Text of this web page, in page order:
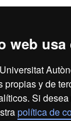
web
propias y de
Si
política de
Legal
de datos